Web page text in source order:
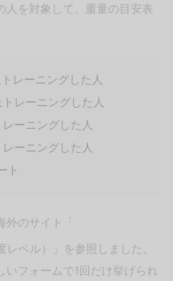
人を対象して、重量の目安表
レーニングした人
レーニングした人
ーニングした人
ーニングした人
ト
外のサイト「
レベル）」を参照しました。
いフォームで1回だけ挙げられ